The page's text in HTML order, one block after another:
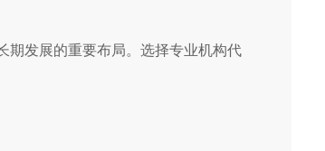
期发展的重要布局。选择专业机构代